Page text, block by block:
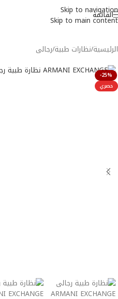
Skip to navigation
Skip to main content
القائمة
الرئيسية/نظارات طبية/رجالى
-25%
حصري